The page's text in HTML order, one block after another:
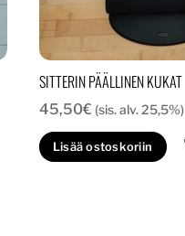
SITTERIN PÄÄLLINEN KUKAT
45,50€ (sis. alv. 25,5%)
Lisää ostoskoriin